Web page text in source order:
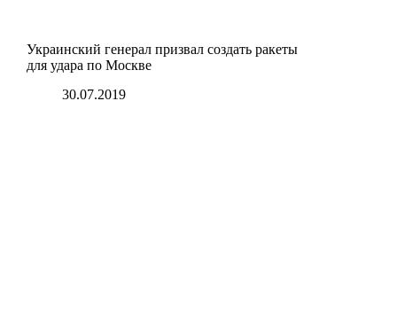
Украинский генерал призвал создать ракеты
для удара по Москве
30.07.2019